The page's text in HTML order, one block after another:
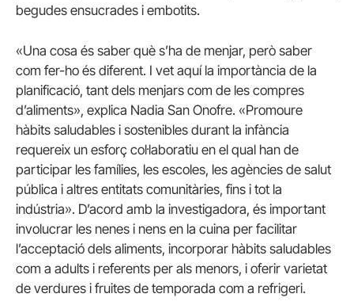
begudes ensucrades i embotits.
«Una cosa és saber què s’ha de menjar, però saber
com fer-ho és diferent. I vet aquí la importància de la
planificació, tant dels menjars com de les compres
d’aliments», explica Nadia San Onofre. «Promoure
hàbits saludables i sostenibles durant la infància
requereix un esforç col·laboratiu en el qual han de
participar les famílies, les escoles, les agències de salut
pública i altres entitats comunitàries, fins i tot la
indústria». D’acord amb la investigadora, és important
involucrar les nenes i nens en la cuina per facilitar
l’acceptació dels aliments, incorporar hàbits saludables
com a adults i referents per als menors, i oferir varietat
de verdures i fruites de temporada com a refrigeri.